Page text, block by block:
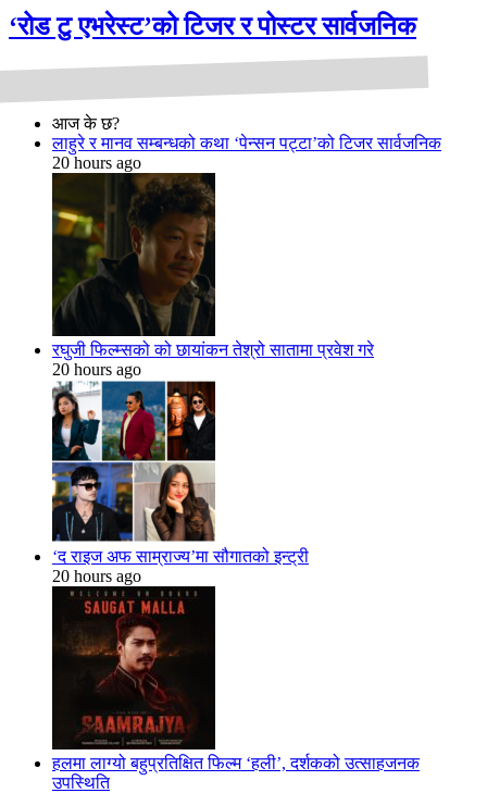
‘रोड टु एभरेस्ट’को टिजर र पोस्टर सार्वजनिक
आज के छ?
लाहुरे र मानव सम्बन्धको कथा ‘पेन्सन पट्टा’को टिजर सार्वजनिक
20 hours ago
रघुजी फिल्म्सको को छायांकन तेश्रो सातामा प्रवेश गरे
20 hours ago
‘द राइज अफ साम्राज्य’मा सौगातको इन्ट्री
20 hours ago
हलमा लाग्यो बहुप्रतिक्षित फिल्म ‘हली’, दर्शकको उत्साहजनक
उपस्थिति